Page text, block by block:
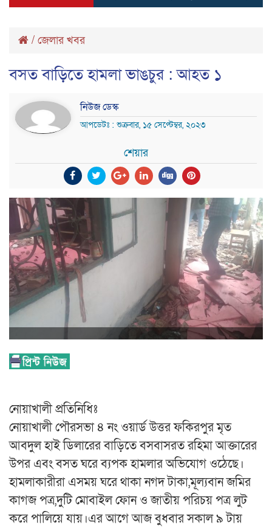
/ জেলার খবর
বসত বাড়িতে হামলা ভাঙচুর : আহত ১
নিউজ ডেস্ক
আপডেটঃ : শুক্রবার, ১৫ সেপ্টেম্বর, ২০২৩
শেয়ার
নোয়াখালী প্রতিনিধিঃ
নোয়াখালী পৌরসভা ৪ নং ওয়ার্ড উত্তর ফকিরপুর মৃত
আবদুল হাই ডিলারের বাড়িতে বসবাসরত রহিমা আক্তারের
উপর এবং বসত ঘরে ব্যপক হামলার অভিযোগ ওঠেছে।
হামলাকারীরা এসময় ঘরে থাকা নগদ টাকা,মূল্যবান জমির
কাগজ পত্র,দুটি মোবাইল ফোন ও জাতীয় পরিচয় পত্র লুট
করে পালিয়ে যায়।এর আগে আজ বুধবার সকাল ৯ টায়